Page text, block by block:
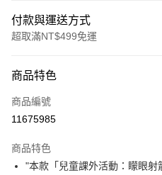
付款與運送方式
超取滿NT$499免運
信用卡一次付款
超商取貨付款
Apple Pay
商品特色
商品編號
11675985
商品特色
"本款「兒童課外活動：矇眼